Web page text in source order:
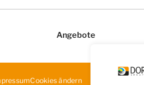
Angebote
Cookies ändern